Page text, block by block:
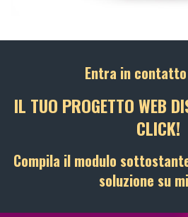
Entra in
IL TUO PROGETTO WEB
CLICK!
Compila il modulo
soluzione su